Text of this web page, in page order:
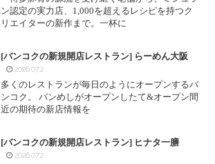
ン認定の実力店、1,000を超えるレシピを持つク
リエイターの新作まで。一杯に
[バンコクの新規開店レストラン] らーめん大阪
2026.07.2
多くのレストランが毎日のようにオープンするバ
ンコク。 バンめしがオープンしたて&オープン間
近の期待の新店情報を
[バンコクの新規開店レストラン] ヒナタ一膳
2026.07.2